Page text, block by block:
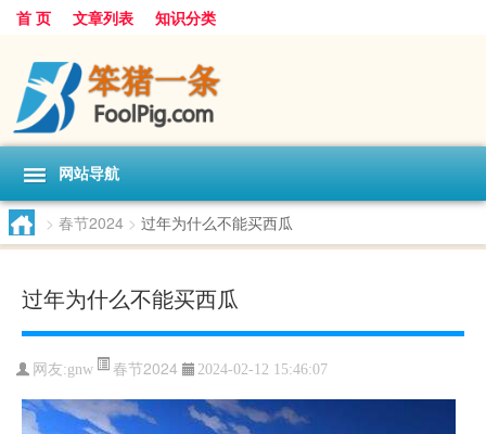
首 页 文章列表 知识分类
网站导航
> 春节2024 > 过年为什么不能买西瓜
过年为什么不能买西瓜
网友:gnw 春节2024 2024-02-12 15:46:07